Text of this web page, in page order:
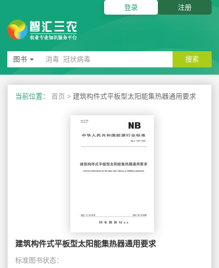
登录 注册
图书 搜索
当前位置： 首页 > 建筑构件式平板型太阳能集热器通用要求
建筑构件式平板型太阳能集热器通用要求
标准图书状态：